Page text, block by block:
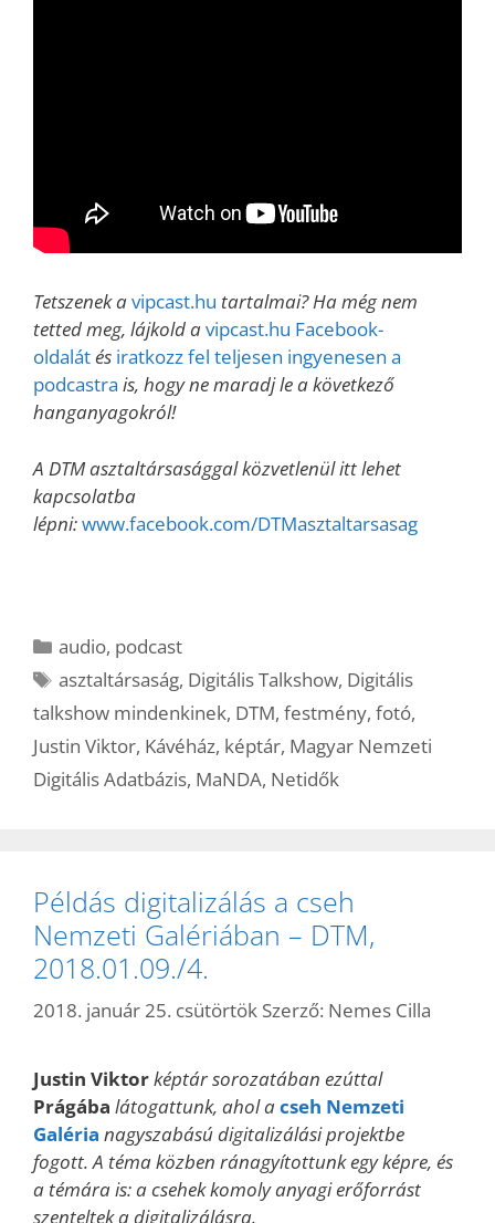
Tetszenek avipcast.hu tartalmai? Ha még nem
tetted meg, lájkold avipcast.hu Facebook-
oldalátés iratkozz fel teljesen ingyenesen a
podcastra is, hogy ne maradj le a következő
hanganyagokról!
A DTM asztaltársasággal közvetlenül itt lehet
kapcsolatba
lépni:www.facebook.com/DTMasztaltarsasag
Kategória
audio, podcast
Címkék
asztaltársaság, Digitális Talkshow, Digitális
talkshow mindenkinek, DTM, festmény, fotó,
Justin Viktor, Kávéház, képtár, Magyar Nemzeti
Digitális Adatbázis, MaNDA, Netidők
Példás digitalizálás a cseh
Nemzeti Galériában – DTM,
2018.01.09./4.
2018. január 25. csütörtök Szerző: Nemes Cilla
Justin Viktorképtár sorozatában ezúttal
Prágába látogattunk, ahol acseh Nemzeti
Galéria nagyszabású digitalizálási projektbe
fogott. A téma közben ránagyítottunk egy képre, és
a témára is: a csehek komoly anyagi erőforrást
szenteltek a digitalizálásra.